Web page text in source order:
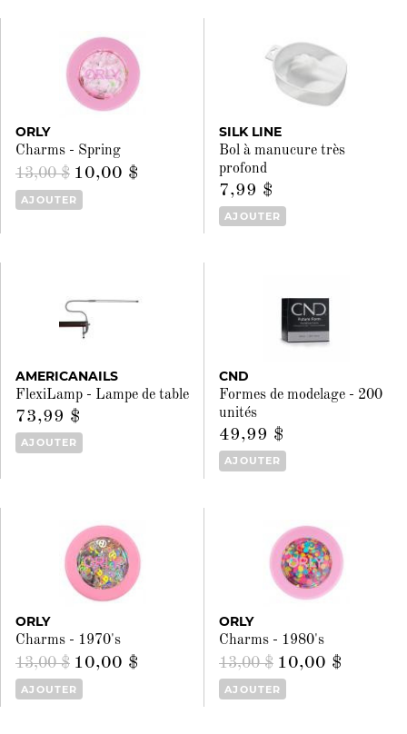
ORLY
Charms - Spring
13,00 $ 10,00 $
AJOUTER
SILK LINE
Bol à manucure très
profond
7,99 $
AJOUTER
AMERICANAILS
FlexiLamp - Lampe de table
73,99 $
AJOUTER
CND
Formes de modelage - 200
unités
49,99 $
AJOUTER
ORLY
Charms - 1970's
13,00 $ 10,00 $
AJOUTER
ORLY
Charms - 1980's
13,00 $ 10,00 $
AJOUTER